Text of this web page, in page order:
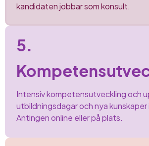
kandidaten jobbar som konsult.
5.
Intensiv kompetensutveckling och
utbildningsdagar och nya
Antingen online eller på plats.